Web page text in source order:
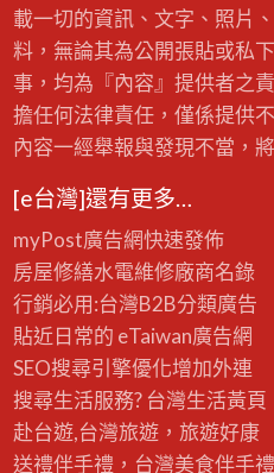
載一切的資訊、文字、照片
料，無論其為公開張貼或私
事，均為『內容』提供者之
擔任何法律責任，僅係提供
內容一經舉報與發現不當，
[e台灣]還有更多…
myPost廣告網快速發佈
房屋修繕水電維修廠商名錄
行銷必用:台灣B2B分類廣告
貼近日常的 eTaiwan廣告網
SEO搜尋引擎優化增加外連
搜尋生活服務? 台灣生活黃頁
赴台遊,台灣旅遊，旅遊好康
送禮伴手禮，台灣美食伴手禮